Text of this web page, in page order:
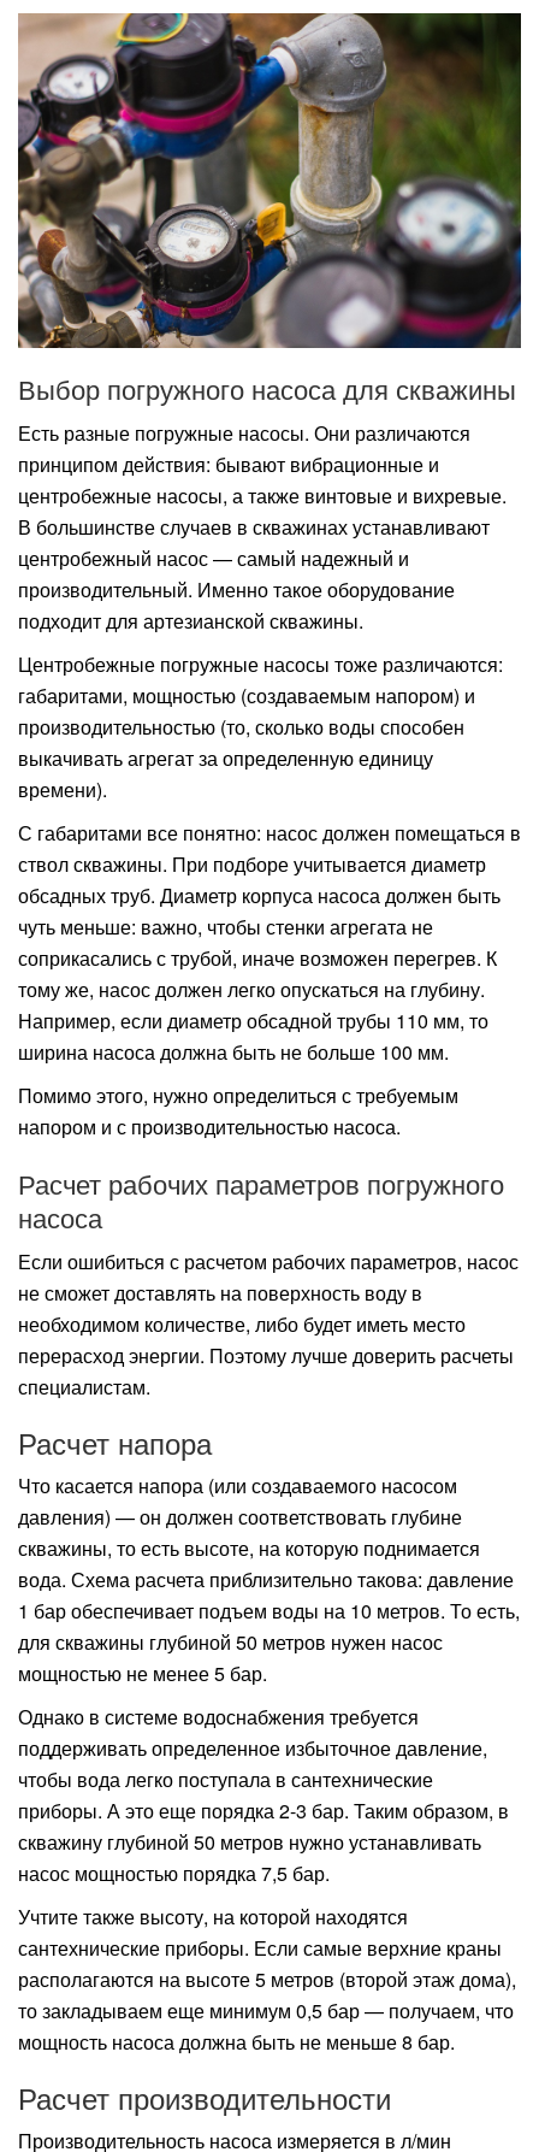
Выбор погружного насоса для скважины
Есть разные погружные насосы. Они различаются
принципом действия: бывают вибрационные и
центробежные насосы, а также винтовые и вихревые.
В большинстве случаев в скважинах устанавливают
центробежный насос — самый надежный и
производительный. Именно такое оборудование
подходит для артезианской скважины.
Центробежные погружные насосы тоже различаются:
габаритами, мощностью (создаваемым напором) и
производительностью (то, сколько воды способен
выкачивать агрегат за определенную единицу
времени).
С габаритами все понятно: насос должен помещаться в
ствол скважины. При подборе учитывается диаметр
обсадных труб. Диаметр корпуса насоса должен быть
чуть меньше: важно, чтобы стенки агрегата не
соприкасались с трубой, иначе возможен перегрев. К
тому же, насос должен легко опускаться на глубину.
Например, если диаметр обсадной трубы 110 мм, то
ширина насоса должна быть не больше 100 мм.
Помимо этого, нужно определиться с требуемым
напором и с производительностью насоса.
Расчет рабочих параметров погружного
насоса
Если ошибиться с расчетом рабочих параметров, насос
не сможет доставлять на поверхность воду в
необходимом количестве, либо будет иметь место
перерасход энергии. Поэтому лучше доверить расчеты
специалистам.
Расчет напора
Что касается напора (или создаваемого насосом
давления) — он должен соответствовать глубине
скважины, то есть высоте, на которую поднимается
вода. Схема расчета приблизительно такова: давление
1 бар обеспечивает подъем воды на 10 метров. То есть,
для скважины глубиной 50 метров нужен насос
мощностью не менее 5 бар.
Однако в системе водоснабжения требуется
поддерживать определенное избыточное давление,
чтобы вода легко поступала в сантехнические
приборы. А это еще порядка 2-3 бар. Таким образом, в
скважину глубиной 50 метров нужно устанавливать
насос мощностью порядка 7,5 бар.
Учтите также высоту, на которой находятся
сантехнические приборы. Если самые верхние краны
располагаются на высоте 5 метров (второй этаж дома),
то закладываем еще минимум 0,5 бар — получаем, что
мощность насоса должна быть не меньше 8 бар.
Расчет производительности
Производительность насоса измеряется в л/мин